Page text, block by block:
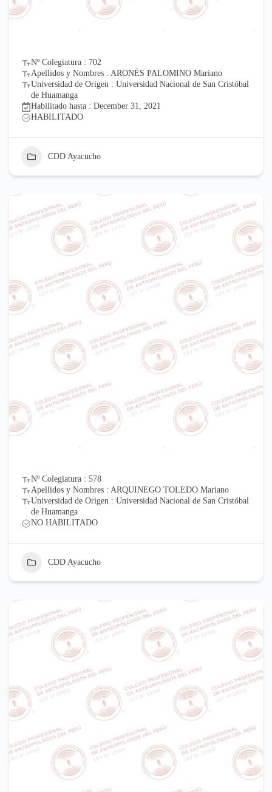
Nº Colegiatura : 702
Apellidos y Nombres : ARONÉS PALOMINO Mariano
Universidad de Origen : Universidad Nacional de San Cristóbal
de Huamanga
Habilitado hasta : December 31, 2021
HABILITADO
CDD Ayacucho
Nº Colegiatura : 578
Apellidos y Nombres : ARQUINEGO TOLEDO Mariano
Universidad de Origen : Universidad Nacional de San Cristóbal
de Huamanga
NO HABILITADO
CDD Ayacucho